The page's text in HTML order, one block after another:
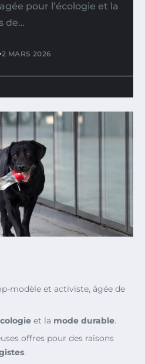
pour l’écologie et la
de…
•2 MARS 2026
modèle et activiste, âgée de
et la mode durable.
offres pour des raisons
.